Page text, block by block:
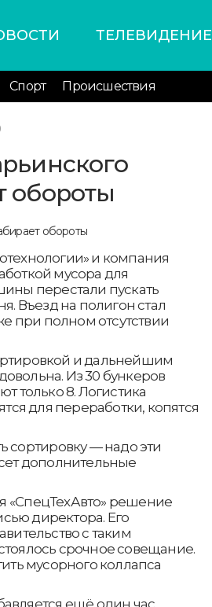
ТЕЛЕВИДЕНИЕ
Спорт Происшествия
обороты
и компания
мусора для
перестали пускать
Въезд на полигон стал
при полном отсутствии
и дальнейшим
Из 30 бункеров
только 8. Логистика
для переработки, копятся
сортировку — надо эти
дополнительные
«СпецТехАвто» решение
директора. Его
с таким
срочное совещание.
мусорного коллапса
ещё один час